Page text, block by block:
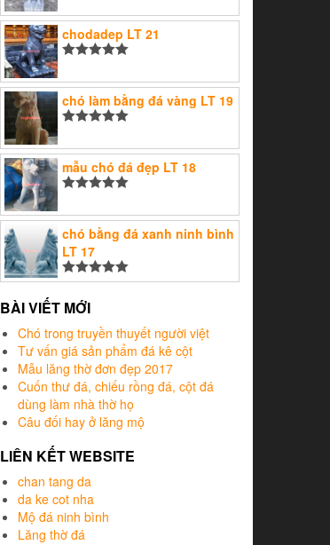
hạng5.005
sao
chodadep LT 21
hạng5.005
sao
chó làm bằng đá vàng LT 19
hạng5.005
sao
mẫu chó đá đẹp LT 18
hạng5.005
sao
chó bằng đá xanh ninh bình
LT 17
Được xếp
hạng
sao
BÀI VIẾT MỚI
Chó trong truyền thuyết người việt
Tư vấn giá sản phẩm đá kê cột
Mẫu lăng thờ đơn đẹp 2017
Cuốn thư đá, chiếu rồng đá, cột đá
dùng làm nhà thờ họ
Câu đối hay ở lăng mộ
LIÊN KẾT WEBSITE
chan tang da
da ke cot nha
Mộ đá ninh bình
Lăng thờ đá